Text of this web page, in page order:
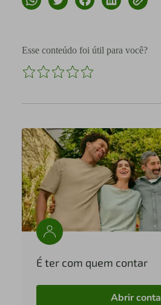
Esse conteúdo foi útil para você?
É ter com quem contar
Abrir conta